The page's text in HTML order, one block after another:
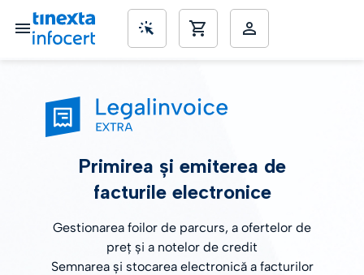
Primirea și emiterea de
facturile electronice
Gestionarea foilor de parcurs, a ofertelor de
preț și a notelor de credit
Semnarea și stocarea electronică a facturilor